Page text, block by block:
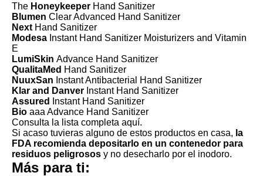
The Honeykeeper Hand Sanitizer
Blumen Clear Advanced Hand Sanitizer
Next Hand Sanitizer
Modesa Instant Hand Sanitizer Moisturizers and Vitamin
E
LumiSkin Advance Hand Sanitizer
QualitaMed Hand Sanitizer
NuuxSan Instant Antibacterial Hand Sanitizer
Klar and Danver Instant Hand Sanitizer
Assured
Instant Hand Sanitizer
Bio aaa Advance Hand Sanitizer
Consulta la lista completa aquí.
Si acaso tuvieras alguno de estos productos en casa, la
FDA recomienda depositarlo en un contenedor para
residuos peligrosos y no desecharlo por el inodoro.
Más para ti: